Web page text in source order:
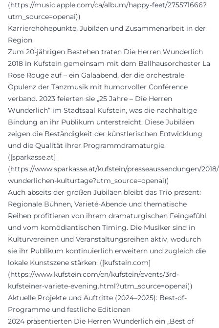
(https://music.apple.com/ca/album/happy-feet/275571666?
utm_source=openai))
Karrierehöhepunkte, Jubiläen und Zusammenarbeit in der
Region
Zum 20-jährigen Bestehen traten Die Herren Wunderlich
2018 in Kufstein gemeinsam mit dem Ballhausorchester La
Rose Rouge auf – ein Galaabend, der die orchestrale
Opulenz der Tanzmusik mit humorvoller Conférence
verband. 2023 feierten sie „25 Jahre – Die Herren
Wunderlich“ im Stadtsaal Kufstein, was die nachhaltige
Bindung an ihr Publikum unterstreicht. Diese Jubiläen
zeigen die Beständigkeit der künstlerischen Entwicklung
und die Qualität ihrer Programmdramaturgie.
([sparkasse.at]
(https://www.sparkasse.at/kufstein/presseaussendungen/
wunderlichen-kulturtage?utm_source=openai))
Auch abseits der großen Jubiläen bleibt das Trio präsent:
Regionale Bühnen, Varieté-Abende und thematische
Reihen profitieren von ihrem dramaturgischen Feingefühl
und vom komödiantischen Timing. Die Musiker sind in
Kulturvereinen und Veranstaltungsreihen aktiv, wodurch
sie ihr Publikum kontinuierlich erweitern und zugleich die
lokale Kunstszene stärken. ([kufstein.com]
(https://www.kufstein.com/en/kufstein/events/3rd-
kufsteiner-variete-evening.html?utm_source=openai))
Aktuelle Projekte und Auftritte (2024–2025): Best-of-
Programme und festliche Editionen
2024 präsentierten Die Herren Wunderlich ein „Best of